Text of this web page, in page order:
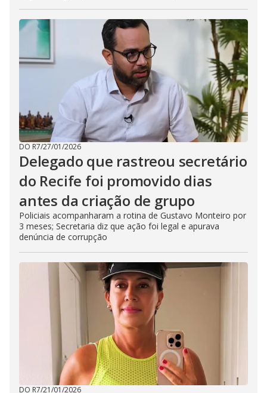
DO R7/27/01/2026
Delegado que rastreou secretário
do Recife foi promovido dias
antes da criação de grupo
Policiais acompanharam a rotina de Gustavo Monteiro por
3 meses; Secretaria diz que ação foi legal e apurava
denúncia de corrupção
DO R7/21/01/2026